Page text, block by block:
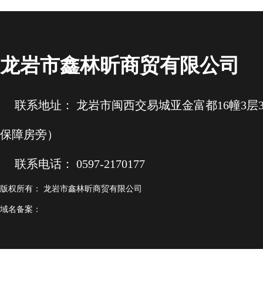
龙岩市鑫林昕商贸有限公司
联系地址： 龙岩市闽西交易城亚金富都16幢3层
保障房旁）
联系电话： 0597-2170177
版权所有： 龙岩市鑫林昕商贸有限公司
域名备案：